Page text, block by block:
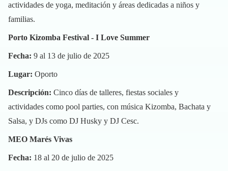
actividades de yoga, meditación y áreas dedicadas a niños y
familias.
Porto Kizomba Festival - I Love Summer
Fecha: 9 al 13 de julio de 2025
Lugar: Oporto
Descripción: Cinco días de talleres, fiestas sociales y
actividades como pool parties, con música Kizomba, Bachata y
Salsa, y DJs como DJ Husky y DJ Cesc.
MEO Marés Vivas
Fecha: 18 al 20 de julio de 2025